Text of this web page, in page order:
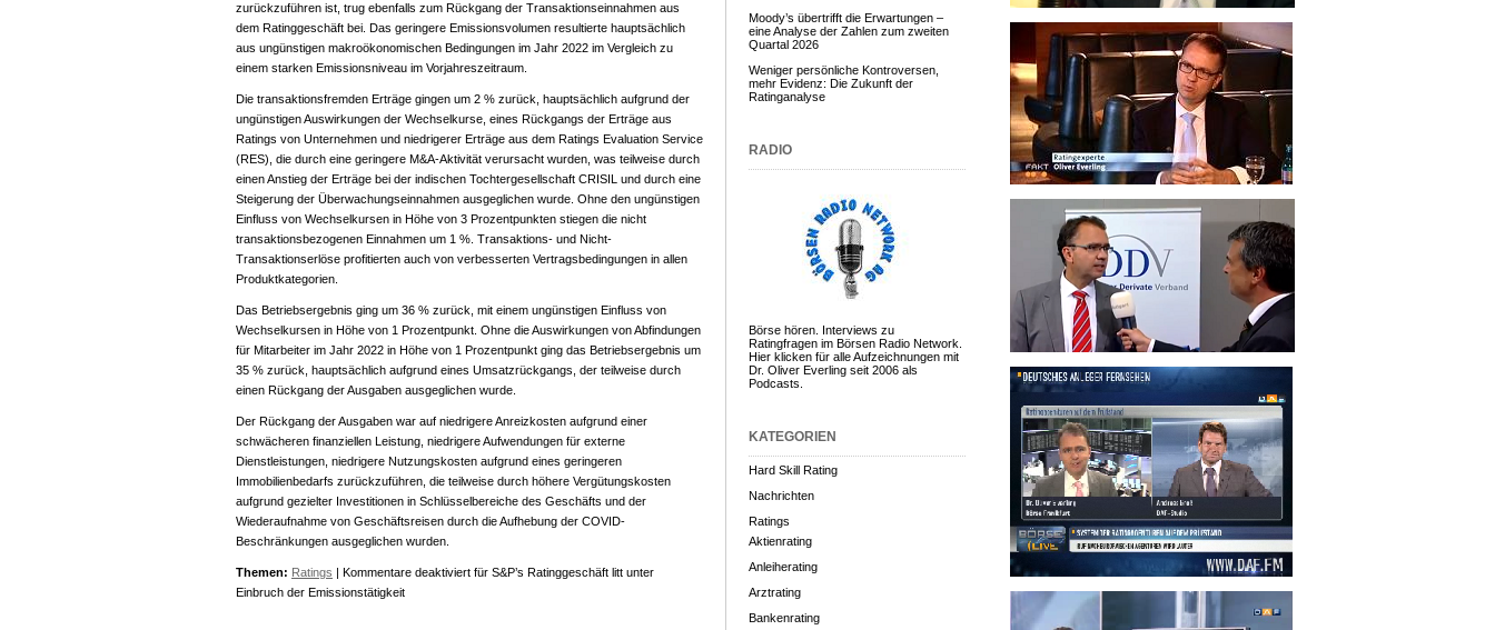
zurückzuführen ist, trug ebenfalls zum Rückgang der Transaktionseinnahmen aus
dem Ratinggeschäft bei. Das geringere Emissionsvolumen resultierte hauptsächlich
aus ungünstigen makroökonomischen Bedingungen im Jahr 2022 im Vergleich zu
einem starken Emissionsniveau im Vorjahreszeitraum.
Die transaktionsfremden Erträge gingen um 2 % zurück, hauptsächlich aufgrund der
ungünstigen Auswirkungen der Wechselkurse, eines Rückgangs der Erträge aus
Ratings von Unternehmen und niedrigerer Erträge aus dem Ratings Evaluation Service
(RES), die durch eine geringere M&A-Aktivität verursacht wurden, was teilweise durch
einen Anstieg der Erträge bei der indischen Tochtergesellschaft CRISIL und durch eine
Steigerung der Überwachungseinnahmen ausgeglichen wurde. Ohne den ungünstigen
Einfluss von Wechselkursen in Höhe von 3 Prozentpunkten stiegen die nicht
transaktionsbezogenen Einnahmen um 1 %. Transaktions- und Nicht-
Transaktionserlöse profitierten auch von verbesserten Vertragsbedingungen in allen
Produktkategorien.
Das Betriebsergebnis ging um 36 % zurück, mit einem ungünstigen Einfluss von
Wechselkursen in Höhe von 1 Prozentpunkt. Ohne die Auswirkungen von Abfindungen
für Mitarbeiter im Jahr 2022 in Höhe von 1 Prozentpunkt ging das Betriebsergebnis um
35 % zurück, hauptsächlich aufgrund eines Umsatzrückgangs, der teilweise durch
einen Rückgang der Ausgaben ausgeglichen wurde.
Der Rückgang der Ausgaben war auf niedrigere Anreizkosten aufgrund einer
schwächeren finanziellen Leistung, niedrigere Aufwendungen für externe
Dienstleistungen, niedrigere Nutzungskosten aufgrund eines geringeren
Immobilienbedarfs zurückzuführen, die teilweise durch höhere Vergütungskosten
aufgrund gezielter Investitionen in Schlüsselbereiche des Geschäfts und der
Wiederaufnahme von Geschäftsreisen durch die Aufhebung der COVID-
Beschränkungen ausgeglichen wurden.
Themen: Ratings | Kommentare deaktiviert für S&P’s Ratinggeschäft litt unter
Einbruch der Emissionstätigkeit
Moody’s übertrifft die Erwartungen –
eine Analyse der Zahlen zum zweiten
Quartal 2026
Weniger persönliche Kontroversen,
mehr Evidenz: Die Zukunft der
Ratinganalyse
RADIO
Börse hören. Interviews zu
Ratingfragen im Börsen Radio Network.
Hier klicken für alle Aufzeichnungen mit
Dr. Oliver Everling seit 2006 als
Podcasts.
KATEGORIEN
Hard Skill Rating
Nachrichten
Ratings
Aktienrating
Anleiherating
Arztrating
Bankenrating